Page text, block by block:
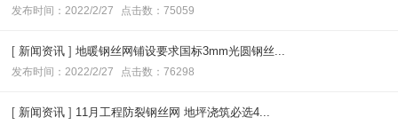
发布时间：2022/2/27 点击数：75059
[ 新闻资讯 ] 地暖钢丝网铺设要求国标3mm光圆钢丝...
发布时间：2022/2/27 点击数：76298
[ 新闻资讯 ] 11月工程防裂钢丝网 地坪浇筑必选4...